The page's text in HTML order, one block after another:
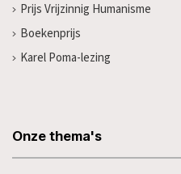
Prijs Vrijzinnig Humanisme
Boekenprijs
Karel Poma-lezing
Onze thema's